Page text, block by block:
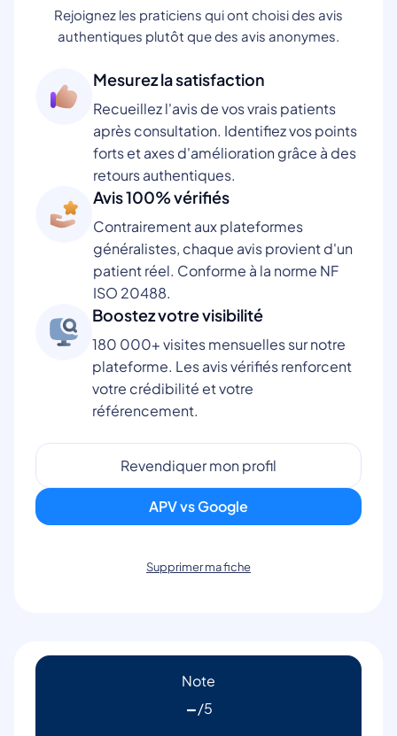
Rejoignez les praticiens qui ont choisi des avis
authentiques plutôt que des avis anonymes.
Mesurez la satisfaction
Recueillez l'avis de vos vrais patients
après consultation. Identifiez vos points
forts et axes d'amélioration grâce à des
retours authentiques.
Avis 100% vérifiés
Contrairement aux plateformes
généralistes, chaque avis provient d'un
patient réel. Conforme à la norme NF
ISO 20488.
Boostez votre visibilité
180 000+ visites mensuelles sur notre
plateforme. Les avis vérifiés renforcent
votre crédibilité et votre
référencement.
Revendiquer mon profil
APV vs Google
Supprimer ma fiche
Note
-